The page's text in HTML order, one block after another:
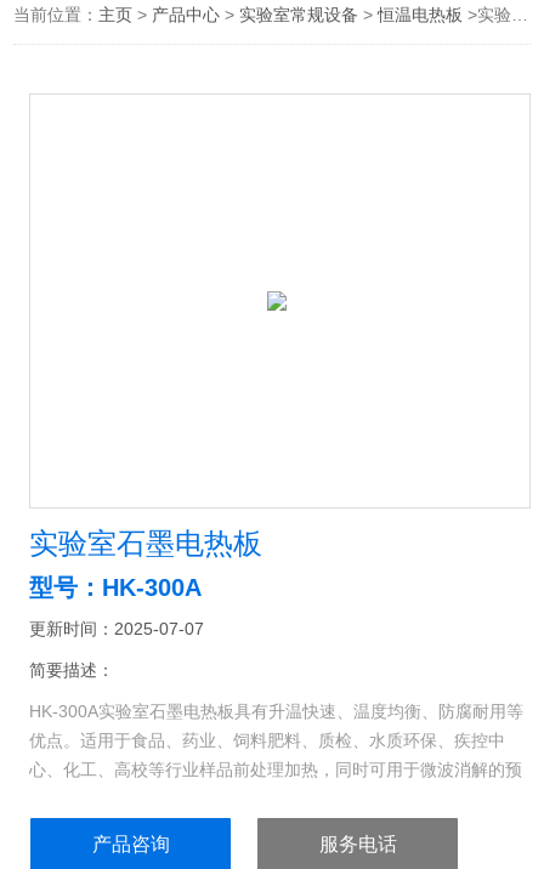
当前位置： 主页 > 产品中心 > 实验室常规设备 >恒温电热板 >实验室石墨电热板
实验室石墨电热板
型号：HK-300A
更新时间：2025-07-07
简要描述：
HK-300A实验室石墨电热板具有升温快速、温度均衡、防腐耐用等
优点。适用于食品、药业、饲料肥料、质检、水质环保、疾控中
心、化工、高校等行业样品前处理加热，同时可用于微波消解的预
产品咨询 服务电话